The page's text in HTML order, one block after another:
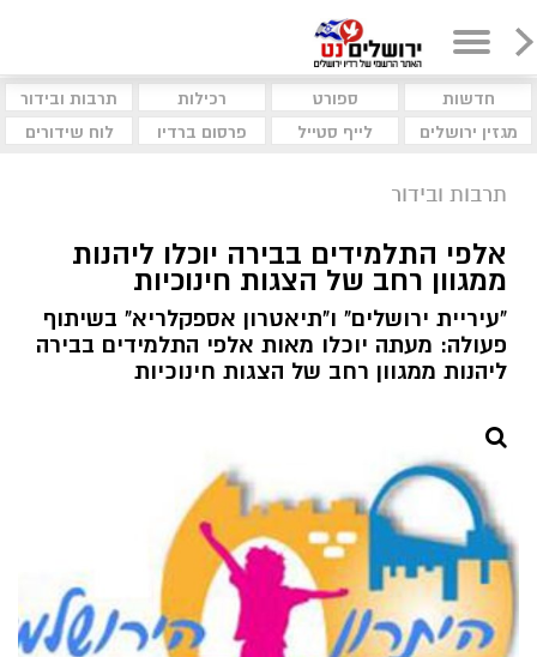
חדשות ספורט רכילות
תרבות ובידור
מגזין ירושלים
לייף סטייל פרסום ברדיו לוח שידורים
תרבות ובידור
אלפי התלמידים בבירה יוכלו ליהנות
ממגוון רחב של הצגות חינוכיות
"עיריית ירושלים" ו"תיאטרון אספקלריא" בשיתוף
פעולה: מעתה יוכלו מאות אלפי התלמידים בבירה
ליהנות ממגוון רחב של הצגות חינוכיות